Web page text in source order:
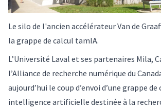
Le silo de l'ancien accélérateur Van de
la grappe de calcul tamIA.
L’Université Laval et ses partenaires Mila,
l’Alliance de recherche numérique du
aujourd’hui le coup d’envoi d’une grappe de
intelligence artificielle destinée à la